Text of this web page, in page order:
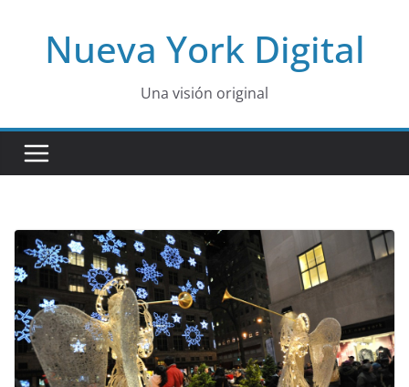
contentNueva York Digital
Una visión original